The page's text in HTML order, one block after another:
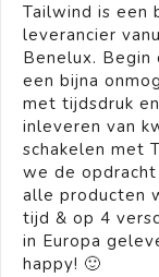
Tailwind is een
leverancier
Benelux. Begin
een bijna
met tijdsdruk
inleveren van
schakelen met
we de
alle producten
tijd & op 4
in Europa
happy! 🙂